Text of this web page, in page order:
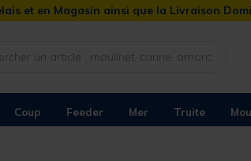
et en Magasin ainsi que la Livraison
Coup Feeder Mer Truite